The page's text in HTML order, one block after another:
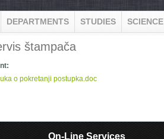
DEPARTMENTS STUDIES SCIENCE
štampača
o pokretanji postupka.doc
On-Line Services